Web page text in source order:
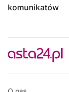
komunikatów